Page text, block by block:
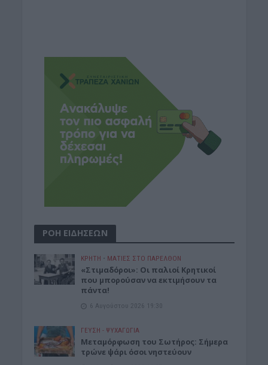
ΡΟΗ ΕΙΔΗΣΕΩΝ
ΚΡΗΤΗ • ΜΑΤΙΕΣ ΣΤΟ ΠΑΡΕΛΘΟΝ
«Στιμαδόροι»: Οι παλιοί Κρητικοί
που μπορούσαν να εκτιμήσουν τα
πάντα!
6 Αυγούστου 2026 19:30
ΓΕΎΣΗ - ΨΥΧΑΓΩΓΊΑ
Μεταμόρφωση του Σωτήρος: Σήμερα
τρώνε ψάρι όσοι νηστεύουν